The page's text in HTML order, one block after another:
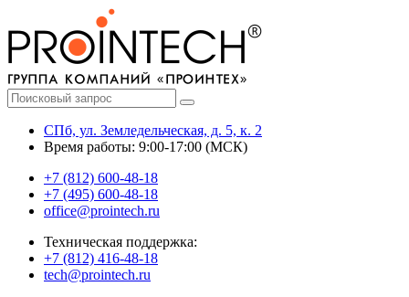
СПб, ул. Земледельческая, д. 5, к. 2
Время работы: 9:00-17:00 (МСК)
+7 (812) 600-48-18
+7 (495) 600-48-18
office@prointech.ru
Техническая поддержка:
+7 (812) 416-48-18
tech@prointech.ru